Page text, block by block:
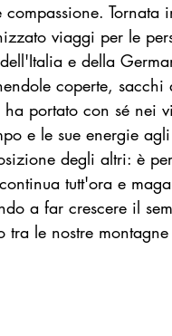
viaggi per le
e della
coperte,
portato con sé nei
e le sue energie
degli altri: è
tutt'ora e
a far crescere il
le nostre